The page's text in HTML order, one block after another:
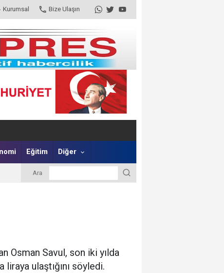
Kurumsal Bize Ulaşın
Eğitim Diğer
Ara
Osman Savul, son iki yılda
ulaştığını söyledi.